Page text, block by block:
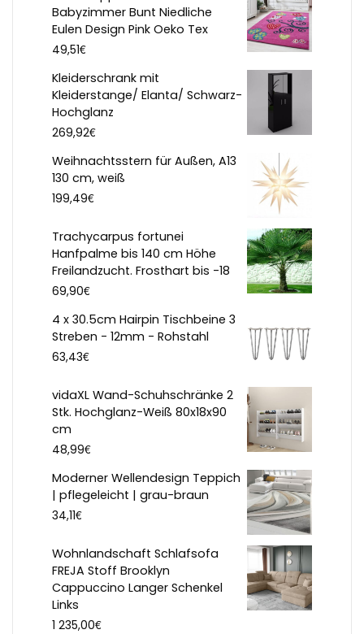
Babyzimmer Bunt Niedliche
Eulen Design Pink Oeko Tex
49,51€
Kleiderschrank mit
Kleiderstange/ Elanta/ Schwarz-
Hochglanz
269,92€
Weihnachtsstern für Außen, A13
130 cm, weiß
199,49€
Trachycarpus fortunei
Hanfpalme bis 140 cm Höhe
Freilandzucht. Frosthart bis -18
69,90€
4 x 30.5cm Hairpin Tischbeine 3
Streben - 12mm - Rohstahl
63,43€
vidaXL Wand-Schuhschränke 2
Stk. Hochglanz-Weiß 80x18x90
cm
48,99€
Moderner Wellendesign Teppich
| pflegeleicht | grau-braun
34,11€
Wohnlandschaft Schlafsofa
FREJA Stoff Brooklyn
Cappuccino Langer Schenkel
Links
1 235,00€